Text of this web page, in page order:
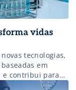
vidas
tecnologias,
em
e contribui para